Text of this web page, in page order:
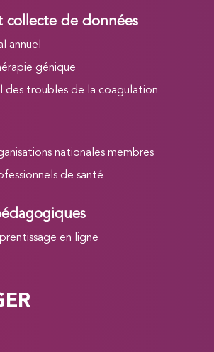
collecte de données
annuel
génique
des troubles de la coagulation
nationales membres
de santé
en ligne